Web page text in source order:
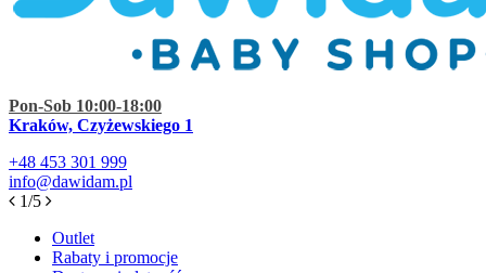
Pon-Sob 10:00-18:00
Kraków, Czyżewskiego 1
+48 453 301 999
info@dawidam.pl
1/5
Outlet
Rabaty i promocje